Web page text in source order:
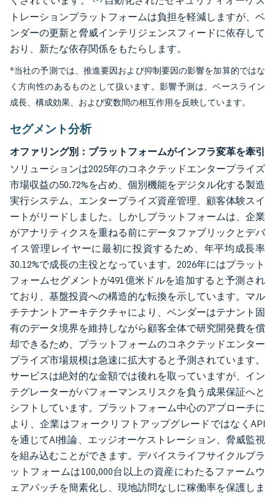
トレーションプラットフォームは負担を軽減しますが、ベ
ンダーの更新と脅威インテリジェンスフィードに依存して
おり、新たな依存関係をもたらします。
*当社の予測では、推進要因および抑制要因の影響を加算的ではな
く方向性のあるものとして扱います。影響予測は、ベースライン
成長、構成効果、および変数間の相互作用を反映しています。
セグメント分析
オファリング別：プラットフォームがインフラ変革を牽引
ソリューションは2025年のコネクテッドエンタープライズ
市場収益の50.72%を占め、個別機能をデジタル化する製造
実行システム、エンタープライズ資産管理、顧客体験スイ
ートがリードしました。しかしプラットフォームは、企業
がアナリティクスを重ねる前にデータファブリックとデバ
イス管理レイヤーに最初に投資するため、年平均成長率
30.12%で成長の主役となっています。2026年にはプラット
フォームセグメントが491億米ドルを追加すると予測され
ており、基盤投資への構造的な転換を示しています。マル
チテナントアーキテクチャにより、ベンダーはテナント固
有のデータ境界を維持しながら顧客全体で研究開発費を償
却できるため、プラットフォームのコネクテッドエンター
プライズ市場規模は急速に拡大すると予測されています。
サービスは絶対的な金額では後れを取っていますが、イン
テグレーターがパフォーマンスリスクを負う成果保証へと
シフトしています。プラットフォーム中心のアプローチに
より、企業はフォークリフトアップグレードではなくAPI
を通じてAI推論、エッジオーケストレーション、脅威監視
を組み込むことができます。デバイスライフサイクルプラ
ットフォームは100,000台以上の資産にわたるファームウ
ェアパッチを簡素化し、現地訪問なしに稼働率を保護しま